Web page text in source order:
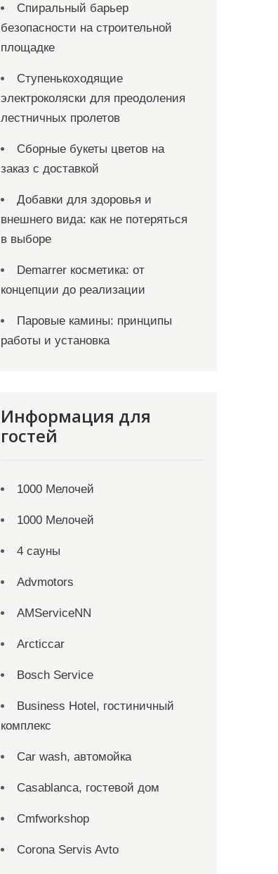
Спиральный барьер
безопасности на строительной
площадке
Ступенькоходящие
электроколяски для преодоления
лестничных пролетов
Сборные букеты цветов на
заказ с доставкой
Добавки для здоровья и
внешнего вида: как не потеряться
в выборе
Demarrer косметика: от
концепции до реализации
Паровые камины: принципы
работы и установка
Информация для
гостей
1000 Мелочей
1000 Мелочей
4 сауны
Advmotors
AMServiceNN
Arcticcar
Bosch Service
Business Hotel, гостиничный
комплекс
Car wash, автомойка
Casablanca, гостевой дом
Cmfworkshop
Corona Servis Avto